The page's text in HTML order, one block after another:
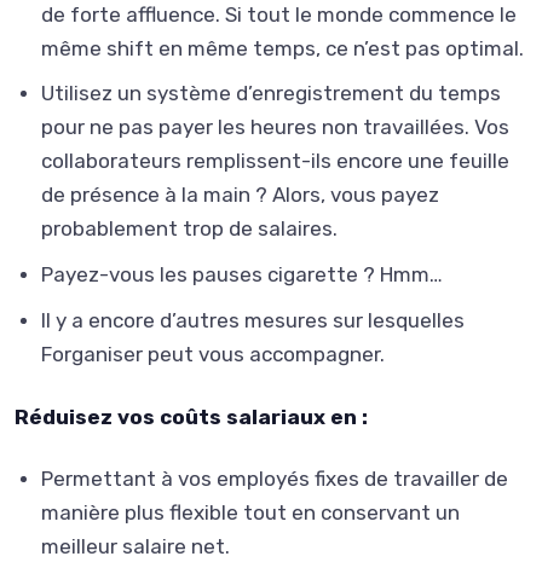
de forte affluence. Si tout le monde commence le
même shift en même temps, ce n’est pas optimal.
Utilisez un système d’enregistrement du temps
pour ne pas payer les heures non travaillées. Vos
collaborateurs remplissent-ils encore une feuille
de présence à la main ? Alors, vous payez
probablement trop de salaires.
Payez-vous les pauses cigarette ? Hmm…
Il y a encore d’autres mesures sur lesquelles
Forganiser peut vous accompagner.
Réduisez vos coûts salariaux en :
Permettant à vos employés fixes de travailler de
manière plus flexible tout en conservant un
meilleur salaire net.